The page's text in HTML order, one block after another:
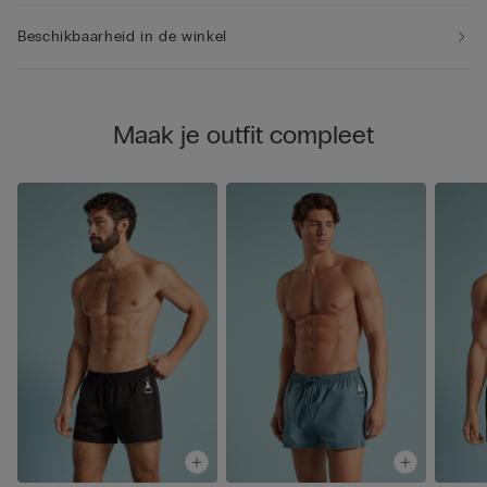
Beschikbaarheid in de winkel
Maak je outfit compleet